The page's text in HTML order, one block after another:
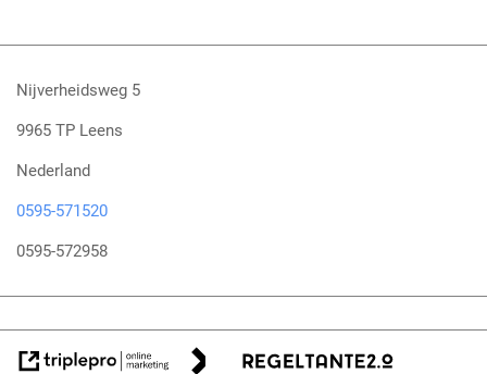
Nijverheidsweg 5
9965 TP Leens
Nederland
0595-571520
0595-572958